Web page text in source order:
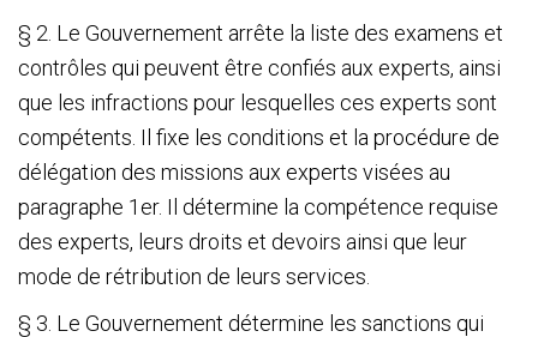
§ 2. Le Gouvernement arrête la liste des examens et
contrôles qui peuvent être confiés aux experts, ainsi
que les infractions pour lesquelles ces experts sont
compétents. Il fixe les conditions et la procédure de
délégation des missions aux experts visées au
paragraphe 1 er. Il détermine la compétence requise
des experts, leurs droits et devoirs ainsi que leur
mode de rétribution de leurs services.
§ 3. Le Gouvernement détermine les sanctions qui